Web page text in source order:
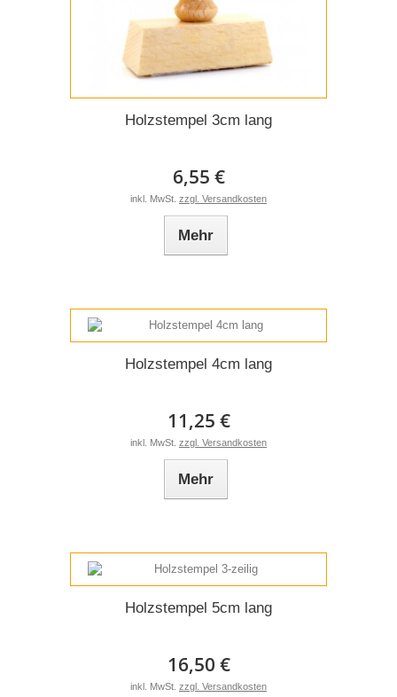
Holzstempel 3cm lang
6,55 €
inkl. MwSt. zzgl. Versandkosten
Mehr
Holzstempel 4cm lang
11,25 €
inkl. MwSt. zzgl. Versandkosten
Mehr
Holzstempel 5cm lang
16,50 €
inkl. MwSt. zzgl. Versandkosten